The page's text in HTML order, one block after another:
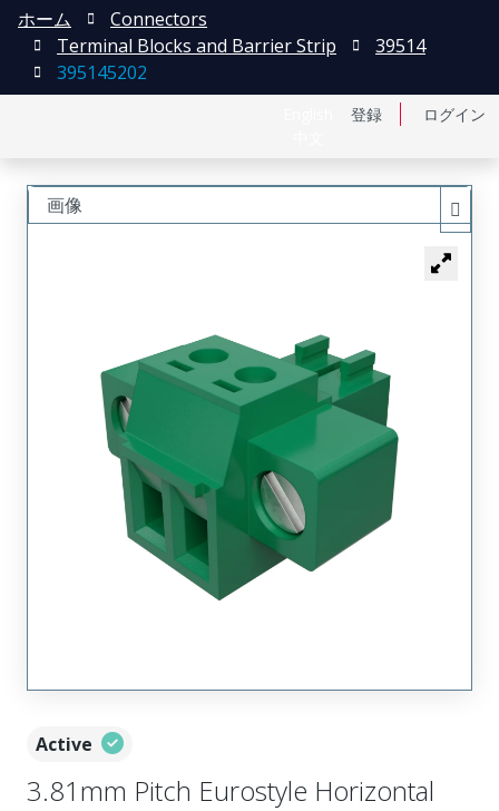
登録 ログイン
ホーム
Connectors
Terminal Blocks and Barrier Strip
39514
395145202
Active
3.81mm Pitch Eurostyle Horizontal
画像